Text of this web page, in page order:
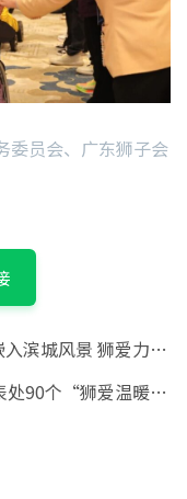
委员会、广东狮子会
狮爱力量为大连添暖意
清原山区小学 温暖守护童心过冬